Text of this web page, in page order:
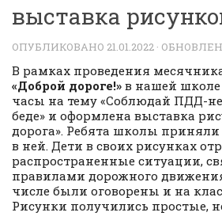
выставка
ОПУБЛИКОВАНО 21.01.2022 ·
В рамках проведения
«Доброй дороге!» в нашей
часы на тему «Соблюдай ПДД-
беде» и оформлена выставка
дорога». Ребята школы приняли
в ней. Дети в своих рисунках
распространенные ситуации,
правилами дорожного
числе были оговорены и на
Рисунки получились простые,